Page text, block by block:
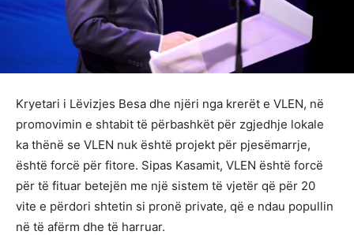
Kryetari i Lëvizjes Besa dhe njëri nga krerët e VLEN, në
promovimin e shtabit të përbashkët për zgjedhje lokale
ka thënë se VLEN nuk është projekt për pjesëmarrje,
është forcë për fitore. Sipas Kasamit, VLEN është forcë
për të fituar betejën me një sistem të vjetër që për 20
vite e përdori shtetin si pronë private, që e ndau popullin
në të afërm dhe të harruar.